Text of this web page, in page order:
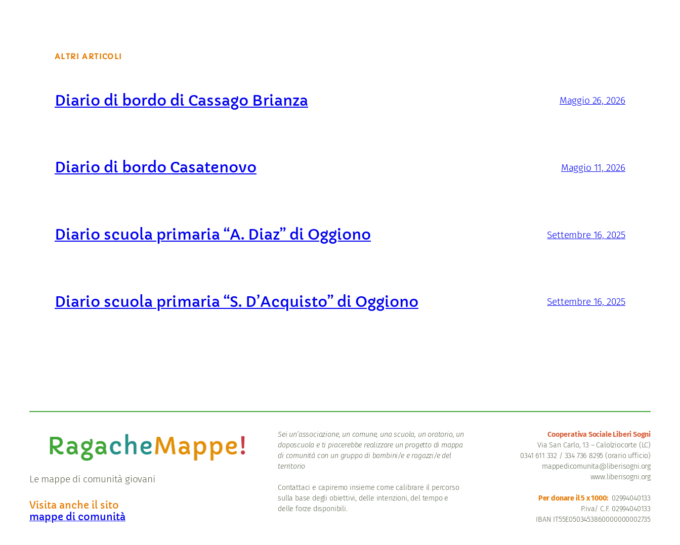
ALTRI ARTICOLI
Diario di bordo di Cassago Brianza Maggio 26, 2026
Diario di bordo Casatenovo Maggio 11, 2026
Diario scuola primaria “A. Diaz” di Oggiono Settembre 16, 2025
Diario scuola primaria “S. D’Acquisto” di Oggiono Settembre 16, 2025
Le mappe di comunità giovani
Visita anche il sito
mappe di comunità
Sei un’associazione, un comune, una scuola, un oratorio, un
doposcuola e ti piacerebbe realizzare un progetto di mappa
di comunità con un gruppo di bambini/e e ragazzi/e del
territorio
Contattaci e capiremo insieme come calibrare il percorso
sulla base degli obiettivi, delle intenzioni, del tempo e
delle forze disponibili.
Cooperativa Sociale Liberi Sogni
Via San Carlo, 13 – Calolziocorte (LC)
0341 611 332 / 334 736 8295 (orario ufficio)
mappedicomunita@liberisogni.org
www.liberisogni.org
Per donare il 5 x 1000:02994040133
P.iva/ C.F. 02994040133
IBAN IT55E0503453860000000002735